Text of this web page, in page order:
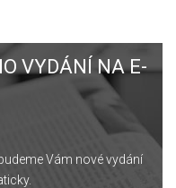
VYDÁNÍ NA E-
Vám nové vydání